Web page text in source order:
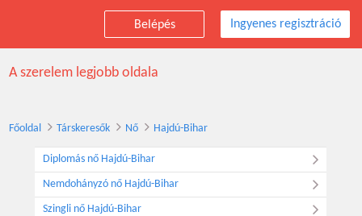
Belépés Ingyenes regisztráció
Társkereső nők, Hajdú-Bihar
A szerelem legjobb oldala
Főoldal Társkeresők Nő Hajdú-Bihar
Diplomás nő Hajdú-Bihar
Nemdohányzó nő Hajdú-Bihar
Szingli nő Hajdú-Bihar